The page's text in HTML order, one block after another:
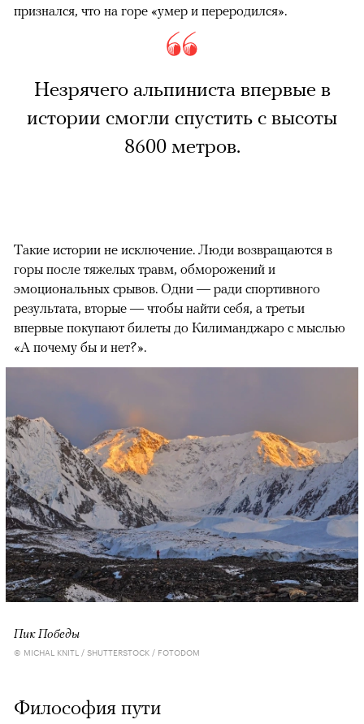
признался, что на горе «умер и переродился».
Незрячего альпиниста впервые в
истории смогли спустить с высоты
8600 метров.
Такие истории не исключение. Люди возвращаются в
горы после тяжелых травм, обморожений и
эмоциональных срывов. Одни — ради спортивного
результата, вторые — чтобы найти себя, а третьи
впервые покупают билеты до Килиманджаро с мыслью
«А почему бы и нет?».
Пик Победы
© MICHAL KNITL / SHUTTERSTOCK / FOTODOM
Философия пути